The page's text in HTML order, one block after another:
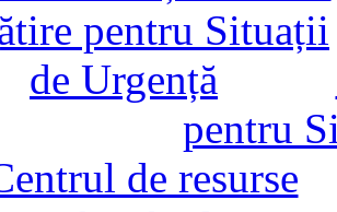
pentru